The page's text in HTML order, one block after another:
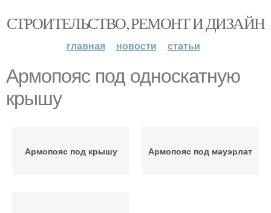
СТРОИТЕЛЬСТВО, РЕМОНТ И ДИЗАЙН
главная новости статьи
Армопояс под односкатную
крышу
Армопояс под крышу Армопояс под мауэрлат